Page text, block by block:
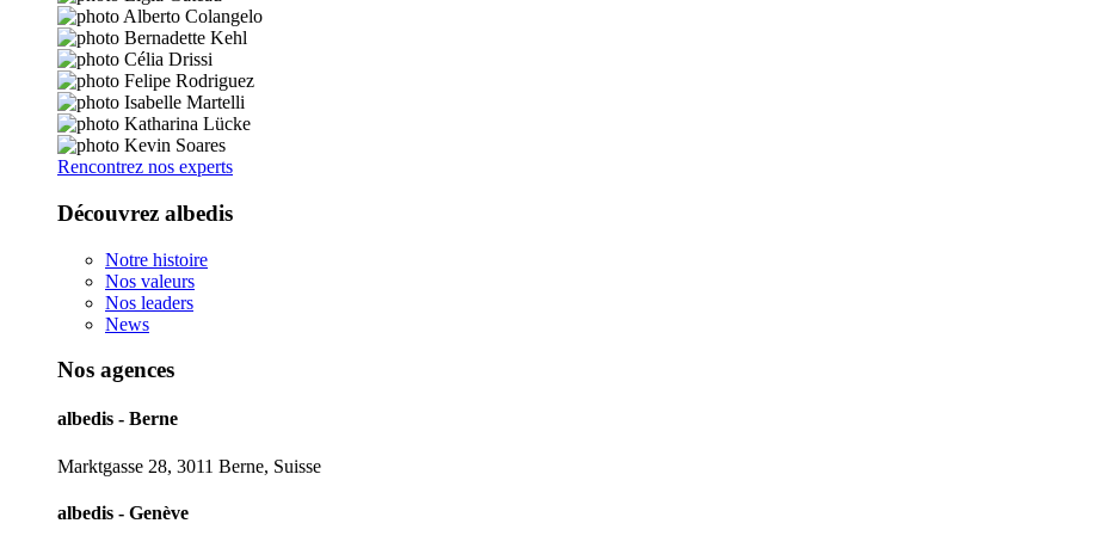
Rencontrez nos experts
Découvrez albedis
Notre histoire
Nos valeurs
Nos leaders
News
Nos agences
albedis - Berne
Marktgasse 28, 3011 Berne, Suisse
albedis - Genève